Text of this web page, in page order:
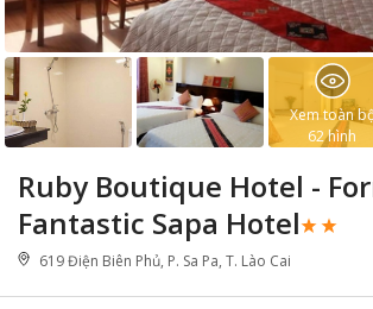
Ruby Boutique Hotel -
Fantastic Sapa Hotel
619 Điện Biên Phủ, P. Sa Pa, T. Lào Cai
Xem toàn
62hình